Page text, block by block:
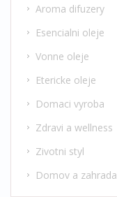
Aroma difuzery
Esencialni oleje
Vonne oleje
Etericke oleje
Domaci vyroba
Zdravi a wellness
Zivotni styl
Domov a zahrada